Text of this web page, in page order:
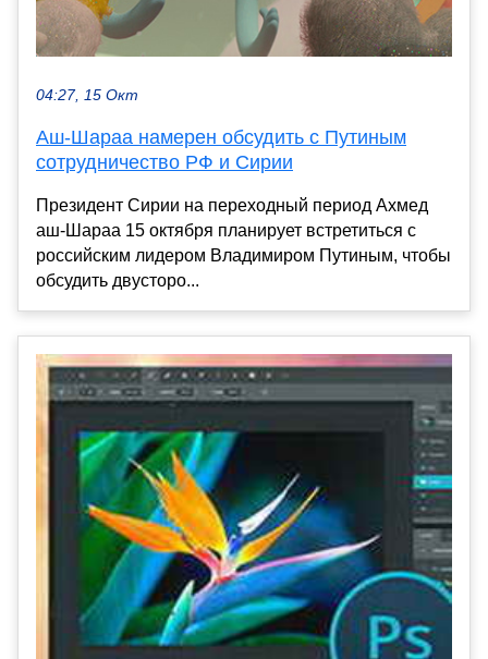
04:27, 15 Окт
Аш-Шараа намерен обсудить с Путиным
сотрудничество РФ и Сирии
Президент Сирии на переходный период Ахмед
аш-Шараа 15 октября планирует встретиться с
российским лидером Владимиром Путиным, чтобы
обсудить двусторо...